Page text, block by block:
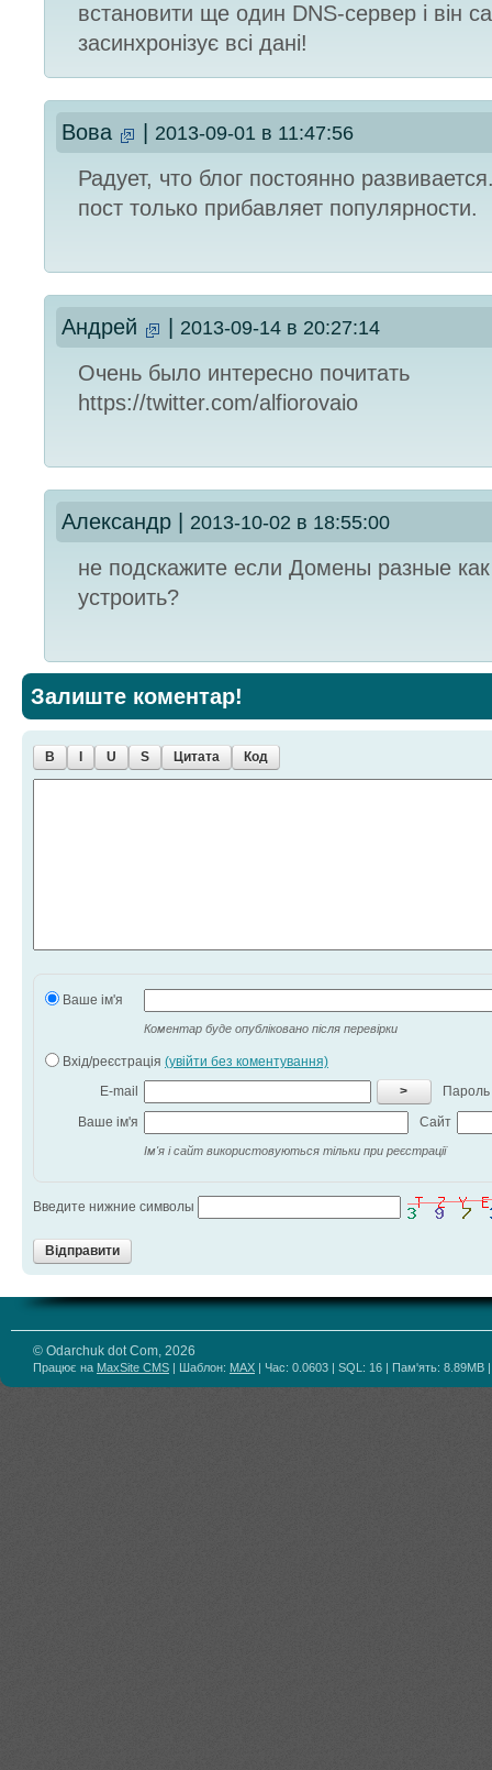
встановити ще один DNS-сервер і він
засинхронізує всі дані!
Вова 2013-09-01 в 11:47:56
Радует, что блог постоянно
пост только прибавляет популярности.
Андрей 2013-09-14 в 20:27:14
Очень было интересно почитать
https://twitter.com/alfiorovaio
Александр 2013-10-02 в 18:55:00
не подскажите если Домены разные
устроить?
Залиште коментар!
B U S Цитата Код
Ваше ім'я
Коментар буде опубліковано після перевірки
Вхід/реєстрація (увійти без коментування)
E-mail
>
Пароль
Ваше ім'я
Сайт
Ім'я і сайт використовуються тільки при реєстрації
Введите нижние символы
Відправити
© Odarchuk dot Com, 2026
Працює на MaxSite CMS | Шаблон: MAX | Час: 0.0603 | SQL: 16 | Пам'ять: 8.89MB